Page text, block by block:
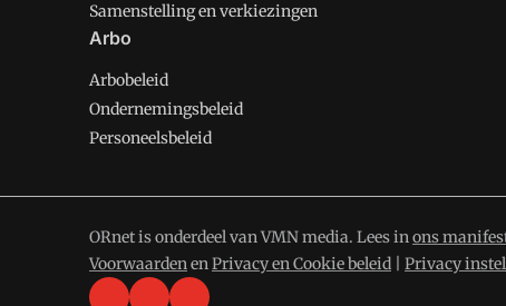
Samenstelling en verkiezingen
Arbo
Arbobeleid
Ondernemingsbeleid
Personeelsbeleid
ORnet is onderdeel van VMN media. Lees inons
VoorwaardenenPrivacy en Cookie beleid Privacy